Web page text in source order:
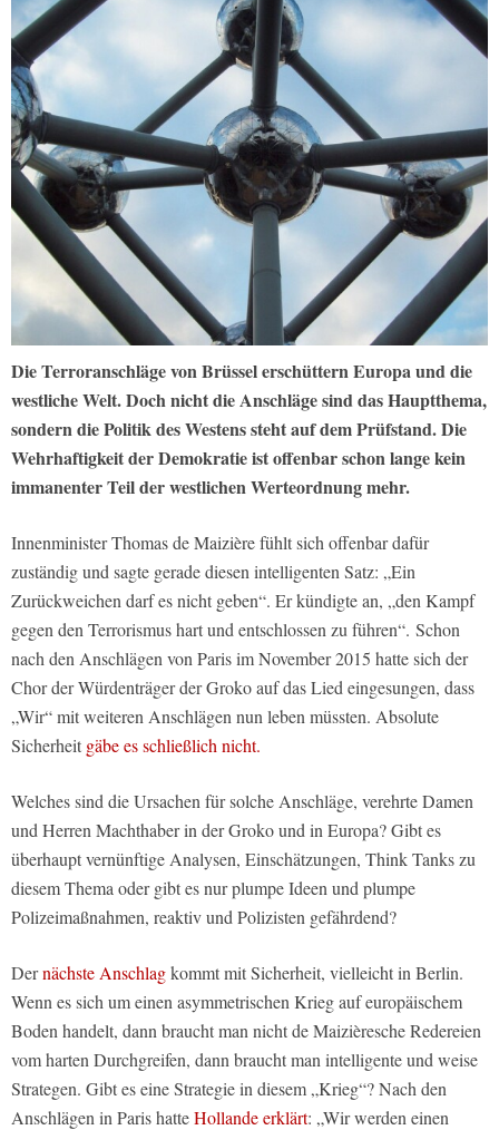
Die Terroranschläge von Brüssel erschüttern Europa und die
westliche Welt. Doch nicht die Anschläge sind das Hauptthema,
sondern die Politik des Westens steht auf dem Prüfstand. Die
Wehrhaftigkeit der Demokratie ist offenbar schon lange kein
immanenter Teil der westlichen Werteordnung mehr.
Innenminister Thomas de Maizière fühlt sich offenbar dafür
zuständig und sagte gerade diesen intelligenten Satz: „Ein
Zurückweichen darf es nicht geben“. Er kündigte an, „den Kampf
gegen den Terrorismus hart und entschlossen zu führen“. Schon
nach den Anschlägen von Paris im November 2015 hatte sich der
Chor der Würdenträger der Groko auf das Lied eingesungen, dass
„Wir“ mit weiteren Anschlägen nun leben müssten. Absolute
Sicherheit gäbe es schließlich nicht.
Welches sind die Ursachen für solche Anschläge, verehrte Damen
und Herren Machthaber in der Groko und in Europa? Gibt es
überhaupt vernünftige Analysen, Einschätzungen, Think Tanks zu
diesem Thema oder gibt es nur plumpe Ideen und plumpe
Polizeimaßnahmen, reaktiv und Polizisten gefährdend?
Dernächste Anschlagkommt mit Sicherheit, vielleicht in Berlin.
Wenn es sich um einen asymmetrischen Krieg auf europäischem
Boden handelt, dann braucht man nicht de Maizièresche Redereien
vom harten Durchgreifen, dann braucht man intelligente und weise
Strategen. Gibt es eine Strategie in diesem „Krieg“? Nach den
Anschlägen in Paris hatteHollande erklärt: „Wir werden einen